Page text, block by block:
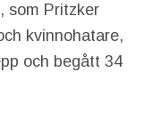
som Pritzker
kvinnohatare,
och begått 34